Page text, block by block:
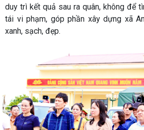
duy trì kết quả sau ra quân, không để
tái vi phạm, góp phần xây dựng xã
xanh, sạch, đẹp.